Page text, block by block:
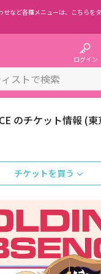
など各種メニューは、
こちらを
ログイン
のチケット情報 (
チケットを買う